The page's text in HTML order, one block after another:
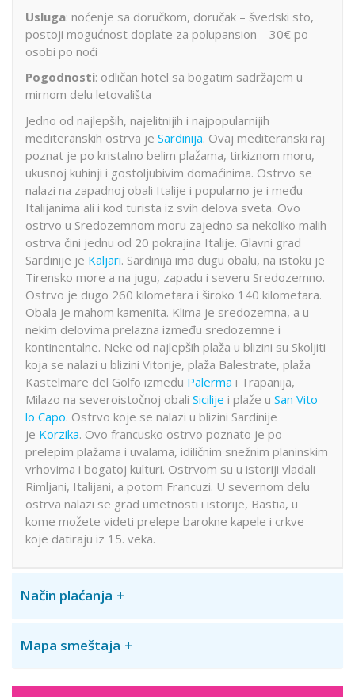
Usluga: noćenje sa doručkom, doručak – švedski sto,
postoji mogućnost doplate za polupansion – 30€ po
osobi po noći
Pogodnosti: odličan hotel sa bogatim sadržajem u
mirnom delu letovališta
Jedno od najlepših, najelitnijih i najpopularnijih
mediteranskih ostrva je Sardinija. Ovaj mediteranski raj
poznat je po kristalno belim plažama, tirkiznom moru,
ukusnoj kuhinji i gostoljubivim domaćinima. Ostrvo se
nalazi na zapadnoj obali Italije i popularno je i među
Italijanima ali i kod turista iz svih delova sveta. Ovo
ostrvo u Sredozemnom moru zajedno sa nekoliko malih
ostrva čini jednu od 20 pokrajina Italije. Glavni grad
Sardinije je Kaljari. Sardinija ima dugu obalu, na istoku je
Tirensko more a na jugu, zapadu i severu Sredozemno.
Ostrvo je dugo 260 kilometara i široko 140 kilometara.
Obala je mahom kamenita. Klima je sredozemna, a u
nekim delovima prelazna između sredozemne i
kontinentalne. Neke od najlepših plaža u blizini su Skoljiti
koja se nalazi u blizini Vitorije, plaža Balestrate, plaža
Kastelmare del Golfo između Palerma i Trapanija,
Milazo na severoistočnoj obali Sicilije i plaže u San Vito
lo Capo. Ostrvo koje se nalazi u blizini Sardinije
je Korzika. Ovo francusko ostrvo poznato je po
prelepim plažama i uvalama, idiličnim snežnim planinskim
vrhovima i bogatoj kulturi. Ostrvom su u istoriji vladali
Rimljani, Italijani, a potom Francuzi. U severnom delu
ostrva nalazi se grad umetnosti i istorije, Bastia, u
kome možete videti prelepe barokne kapele i crkve
koje datiraju iz 15. veka.
Način plaćanja
Mapa smeštaja